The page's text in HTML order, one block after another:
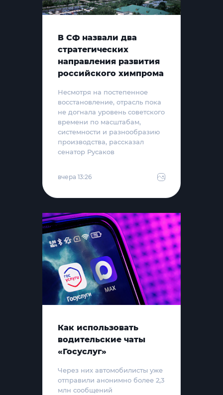
В СФ назвали два
стратегических
направления развития
российского химпрома
Несмотря на постепенное
восстановление, отрасль пока
не догнала уровень советского
времени по масштабам,
системности и разнообразию
производства, рассказал
сенатор Русаков
вчера 13:26
Как использовать
водительские чаты
«Госуслуг»
Через них автомобилисты уже
отправили анонимно более 2,3
млн сообщений